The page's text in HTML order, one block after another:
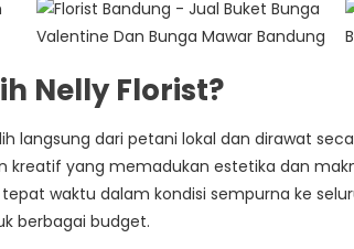
Nelly Florist?
langsung dari petani lokal dan dirawat
kreatif yang memadukan estetika dan
waktu dalam kondisi sempurna ke
berbagai budget.